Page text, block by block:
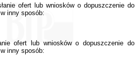
ofert lub wniosków o dopuszczenie do
inny sposób:
ofert lub wniosków o dopuszczenie do
inny sposób: